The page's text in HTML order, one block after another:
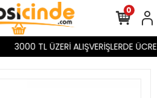
3000 TL ÜZERİ ALIŞVERİŞLERDE
0